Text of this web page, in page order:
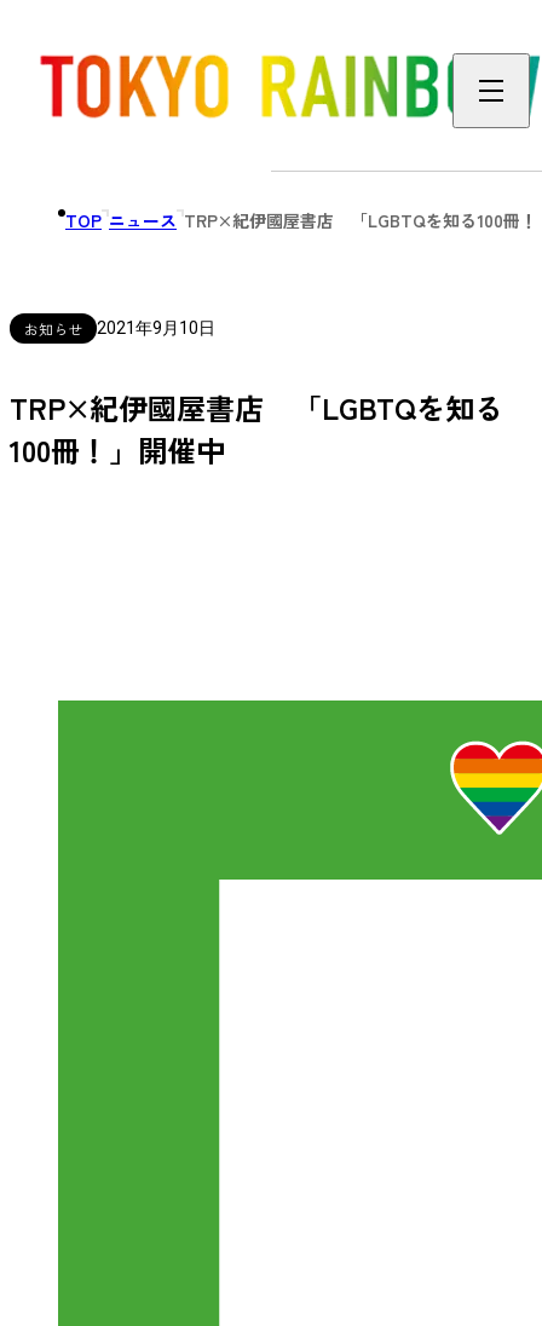
TOP ニュース TRP×紀伊國屋書店 「LGBTQを知る100冊！
お知らせ 2021年9月10日
TRP×紀伊國屋書店 「LGBTQを知る
100冊！」開催中